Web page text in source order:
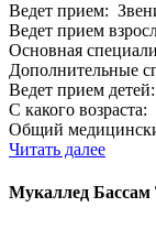
Ведет прием:
Ведет прием
Основная
Дополнительные
Ведет прием
С какого возраста:
Общий
Читать далее
Мукаллед Бассам